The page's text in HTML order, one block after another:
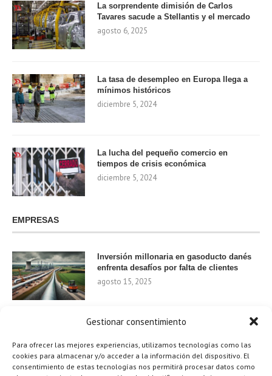
Gestionar consentimiento
Para ofrecer las mejores experiencias, utilizamos tecnologías como las
cookies para almacenar y/o acceder a la información del dispositivo. El
consentimiento de estas tecnologías nos permitirá procesar datos como
La sorprendente dimisión de Carlos
Tavares sacude a Stellantis y el mercado
agosto 6, 2025
La tasa de desempleo en Europa llega a
mínimos históricos
diciembre 5, 2024
La lucha del pequeño comercio en
tiempos de crisis económica
diciembre 5, 2024
EMPRESAS
Inversión millonaria en gasoducto danés
enfrenta desafíos por falta de clientes
agosto 15, 2025
de IA para 2024
agosto 9, 2025